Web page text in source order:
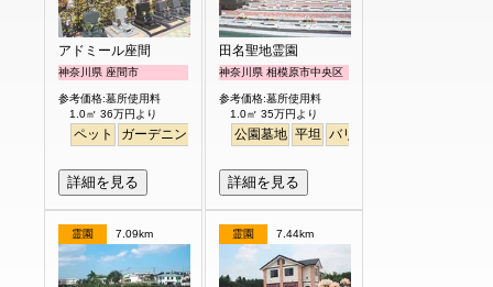
アドミール座間
神奈川県 座間市
参考価格:墓所使用料
1.0㎡ 36万円より
ペット ガーデニング バリアフリー
詳細を見る
田名聖地霊園
神奈川県 相模原市中央区
参考価格:墓所使用料
1.0㎡ 35万円より
公園墓地 平坦 バリアフリー
詳細を見る
霊園 7.09km 霊園 7.44km